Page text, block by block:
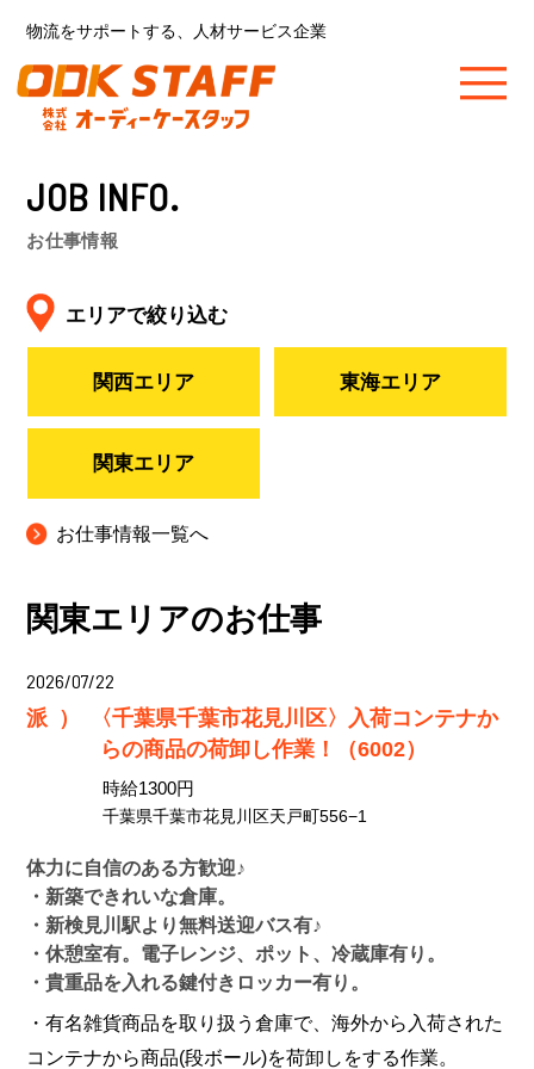
物流をサポートする、人材サービス企業
JOB INFO.
お仕事情報
エリアで絞り込む
関西エリア 東海エリア
関東エリア
お仕事情報一覧へ
関東エリアのお仕事
2026/07/22
派）
〈千葉県千葉市花見川区〉入荷コンテナか
らの商品の荷卸し作業！（6002）
時給1300円
千葉県千葉市花見川区天戸町556−1
体力に自信のある方歓迎♪
・新築できれいな倉庫。
・新検見川駅より無料送迎バス有♪
・休憩室有。電子レンジ、ポット、冷蔵庫有り。
・貴重品を入れる鍵付きロッカー有り。
・有名雑貨商品を取り扱う倉庫で、海外から入荷された
コンテナから商品(段ボール)を荷卸しをする作業。